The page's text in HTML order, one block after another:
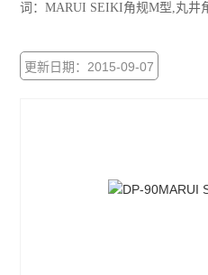
词：MARUI SEIKI角规M型,丸井
更新日期：2015-09-07